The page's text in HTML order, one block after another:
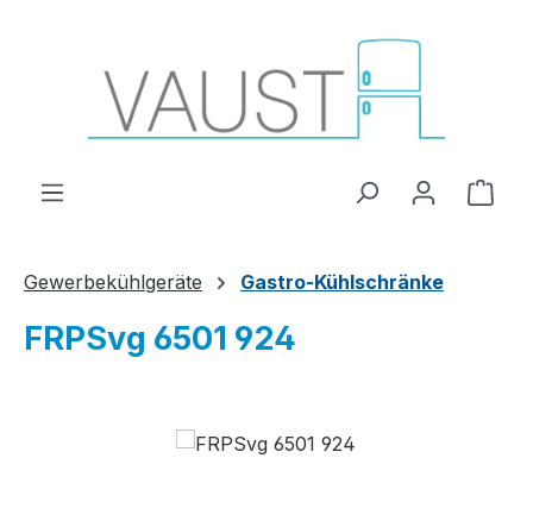
Gewerbekühlgeräte Gastro-Kühlschränke
FRPSvg 6501 924
Bildergalerie überspringen